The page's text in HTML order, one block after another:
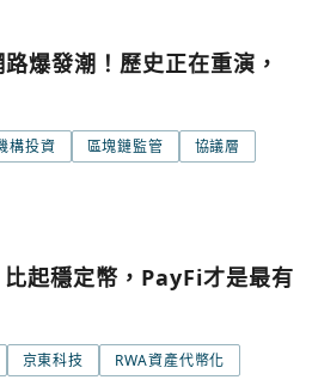
爆發潮！歷史正在重演，
構投資 區塊鏈監管 協議層
起穩定幣，PayFi才是最有
京東科技 RWA資產代幣化
同意 服務條款與隱私政策